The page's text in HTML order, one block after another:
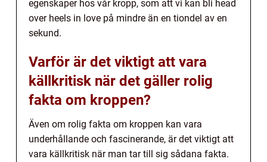
egenskaper hos vår kropp, som att vi kan bli head
over heels in love på mindre än en tiondel av en
sekund.
Varför är det viktigt att vara
källkritisk när det gäller rolig
fakta om kroppen?
Även om rolig fakta om kroppen kan vara
underhållande och fascinerande, är det viktigt att
vara källkritisk när man tar till sig sådana fakta.